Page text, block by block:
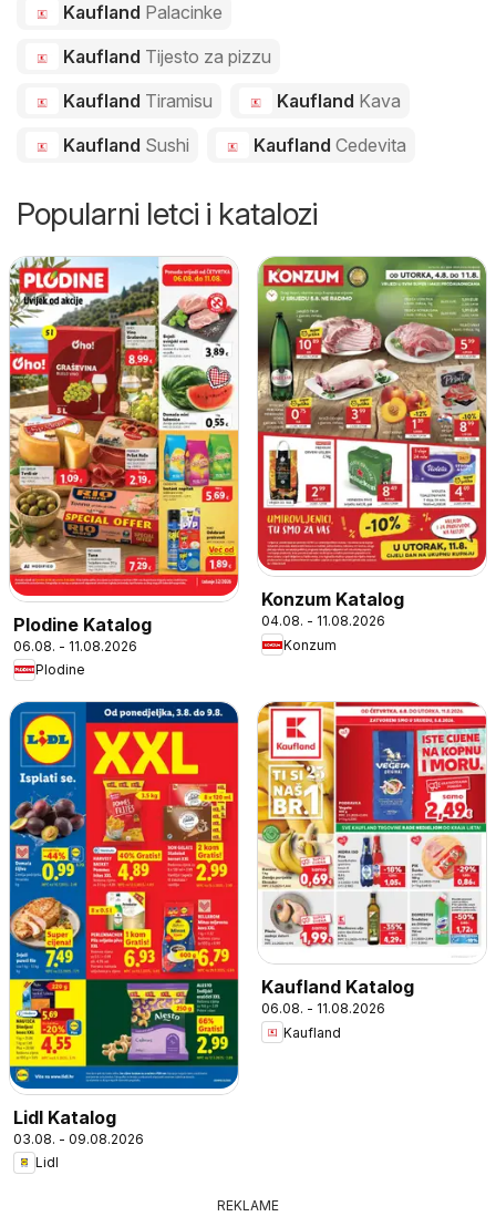
Kaufland Palacinke
Kaufland Tijesto za pizzu
Kaufland Tiramisu Kaufland Kava
Kaufland Sushi Kaufland Cedevita
Popularni letci i katalozi
Plodine Katalog
06.08. - 11.08.2026
Plodine
Konzum Katalog
04.08. - 11.08.2026
Konzum
Lidl Katalog
03.08. - 09.08.2026
Lidl
Kaufland Katalog
06.08. - 11.08.2026
Kaufland
REKLAME